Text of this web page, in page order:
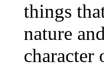
things
nature